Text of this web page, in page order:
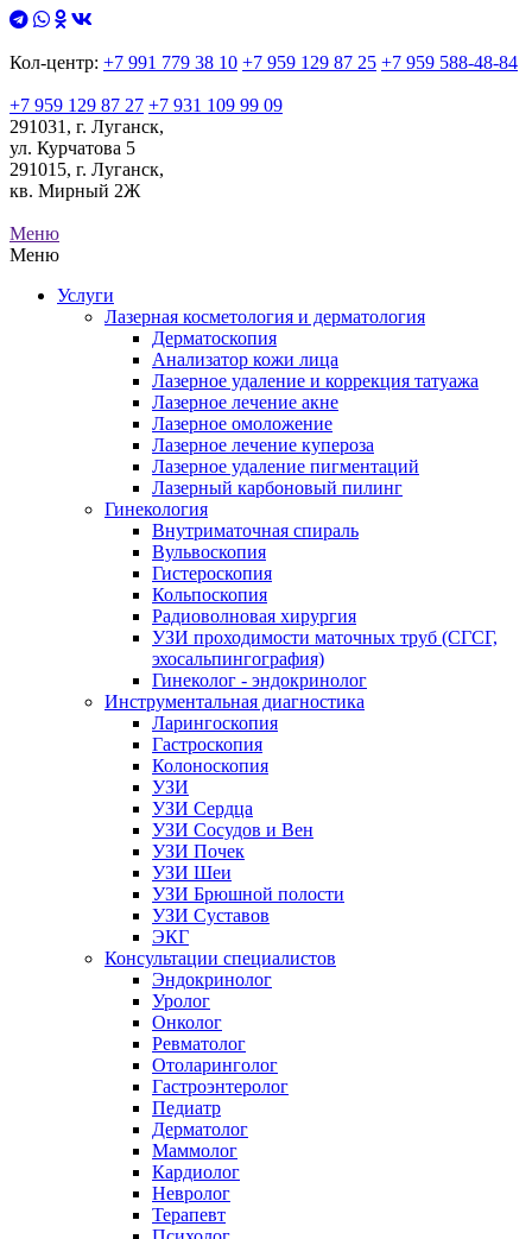
Кол-центр: +7 991 779 38 10 +7 959 129 87 25 +7 959 588-48-84
+7 959 129 87 27 +7 931 109 99 09
291031, г. Луганск,
ул. Курчатова 5
291015, г. Луганск,
кв. Мирный 2Ж
Меню
Меню
Услуги
Лазерная косметология и дерматология
Дерматоскопия
Анализатор кожи лица
Лазерное удаление и коррекция татуажа
Лазерное лечение акне
Лазерное омоложение
Лазерное лечение купероза
Лазерное удаление пигментаций
Лазерный карбоновый пилинг
Гинекология
Внутриматочная спираль
Вульвоскопия
Гистероскопия
Кольпоскопия
Радиоволновая хирургия
УЗИ проходимости маточных труб (СГСГ,
эхосальпингография)
Гинеколог - эндокринолог
Инструментальная диагностика
Ларингоскопия
Гастроскопия
Колоноскопия
УЗИ
УЗИ Сердца
УЗИ Сосудов и Вен
УЗИ Почек
УЗИ Шеи
УЗИ Брюшной полости
УЗИ Суставов
ЭКГ
Консультации специалистов
Эндокринолог
Уролог
Онколог
Ревматолог
Отоларинголог
Гастроэнтеролог
Педиатр
Дерматолог
Маммолог
Кардиолог
Невролог
Терапевт